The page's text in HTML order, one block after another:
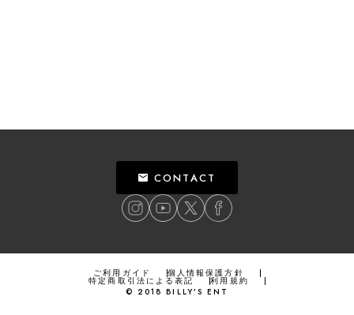
CONTACT
ご利用ガイド 個人情報保護方針
特定商取引法による表記
利用規約
© 2018 BILLY’S ENT